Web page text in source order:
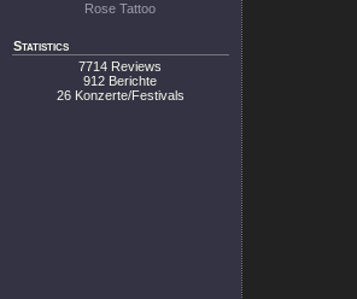
Rose Tattoo
Statistics
7714 Reviews
912 Berichte
26 Konzerte/Festivals